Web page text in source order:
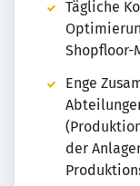
Tägliche
Shopfloor-
Enge
der